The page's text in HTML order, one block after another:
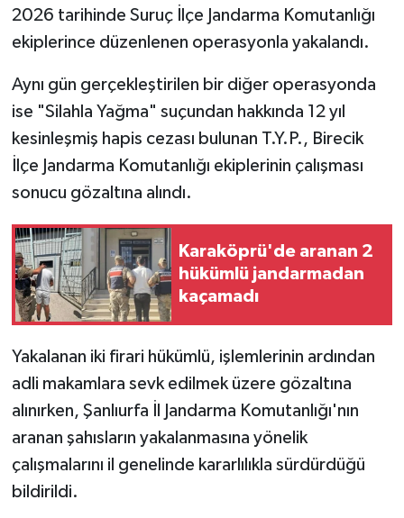
2026 tarihinde Suruç İlçe Jandarma Komutanlığı
ekiplerince düzenlenen operasyonla yakalandı.
Aynı gün gerçekleştirilen bir diğer operasyonda
ise "Silahla Yağma" suçundan hakkında 12 yıl
kesinleşmiş hapis cezası bulunan T.Y.P., Birecik
İlçe Jandarma Komutanlığı ekiplerinin çalışması
sonucu gözaltına alındı.
Karaköprü'de aranan 2
hükümlü jandarmadan
kaçamadı
Yakalanan iki firari hükümlü, işlemlerinin ardından
adli makamlara sevk edilmek üzere gözaltına
alınırken, Şanlıurfa İl Jandarma Komutanlığı'nın
aranan şahısların yakalanmasına yönelik
çalışmalarını il genelinde kararlılıkla sürdürdüğü
bildirildi.